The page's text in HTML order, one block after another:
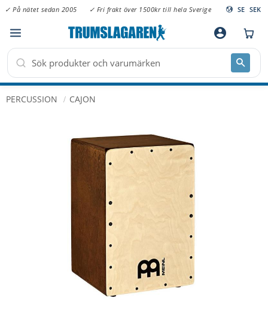
Meny
✓ På nätet sedan 2005 ✓ Fri frakt över 1500kr till hela Sverige SE SEK
account_circle
PERCUSSION CAJON